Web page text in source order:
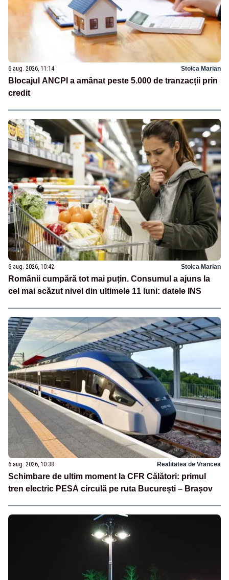
6 aug. 2026, 11:14 Stoica Marian
Blocajul ANCPI a amânat peste 5.000 de tranzacții prin
credit
6 aug. 2026, 10:42 Stoica Marian
Românii cumpără tot mai puțin. Consumul a ajuns la
cel mai scăzut nivel din ultimele 11 luni: datele INS
6 aug. 2026, 10:38 Realitatea de Vrancea
Schimbare de ultim moment la CFR Călători: primul
tren electric PESA circulă pe ruta București – Brașov